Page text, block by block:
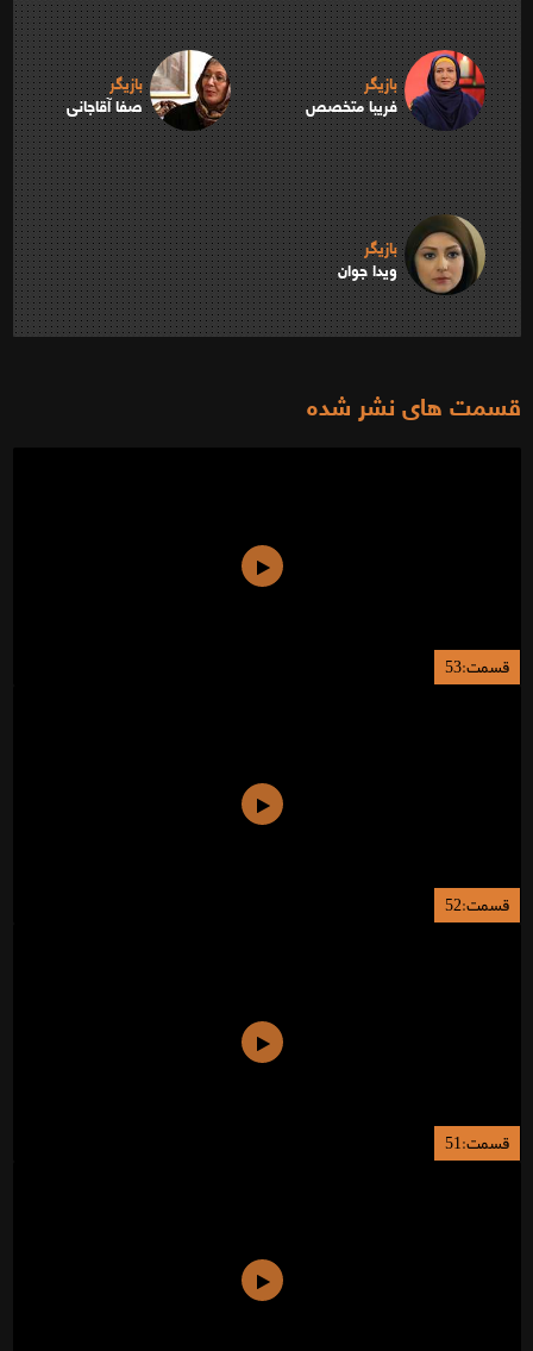
بازیگر
فریبا متخصص
بازیگر
صفا آقاجانی
بازیگر
ویدا جوان
قسمت های نشر شده
قسمت:53
قسمت:52
قسمت:51